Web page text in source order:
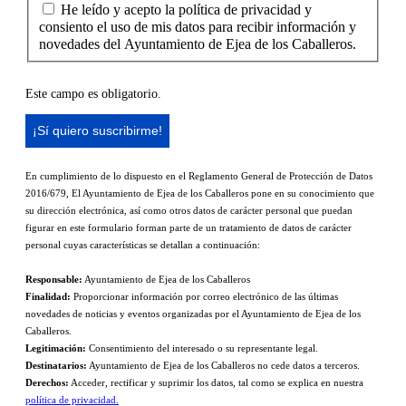
He leído y acepto la política de privacidad y
consiento el uso de mis datos para recibir información y
novedades del Ayuntamiento de Ejea de los Caballeros.
Este campo es obligatorio.
En cumplimiento de lo dispuesto en el Reglamento General de Protección de Datos
2016/679, El Ayuntamiento de Ejea de los Caballeros pone en su conocimiento que
su dirección electrónica, así como otros datos de carácter personal que puedan
figurar en este formulario forman parte de un tratamiento de datos de carácter
personal cuyas características se detallan a continuación:
Responsable: Ayuntamiento de Ejea de los Caballeros
Finalidad: Proporcionar información por correo electrónico de las últimas
novedades de noticias y eventos organizadas por el Ayuntamiento de Ejea de los
Caballeros.
Legitimación: Consentimiento del interesado o su representante legal.
Destinatarios: Ayuntamiento de Ejea de los Caballeros no cede datos a terceros.
Derechos: Acceder, rectificar y suprimir los datos, tal como se explica en nuestra
política de privacidad.